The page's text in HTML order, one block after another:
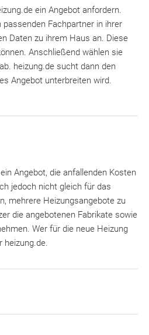
ein Angebot anfordern.
Fachpartner in ihrer
Daten zu ihrem Haus an. Diese
Anschließend wählen sie
heizung.de sucht dann den
Angebot unterbreiten wird.
Angebot, die anfallenden Kosten
jedoch nicht gleich für das
mehrere Heizungsangebote zu
die angebotenen Fabrikate sowie
Wer für die neue Heizung
heizung.de.